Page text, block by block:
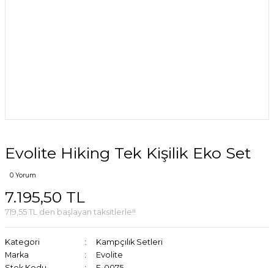
Evolite Hiking Tek Kişilik Eko Set
0 Yorum
7.195,50 TL
719,55 TL den başlayan taksitlerle!!
Kategori
Kampçılık Setleri
Marka
Evolite